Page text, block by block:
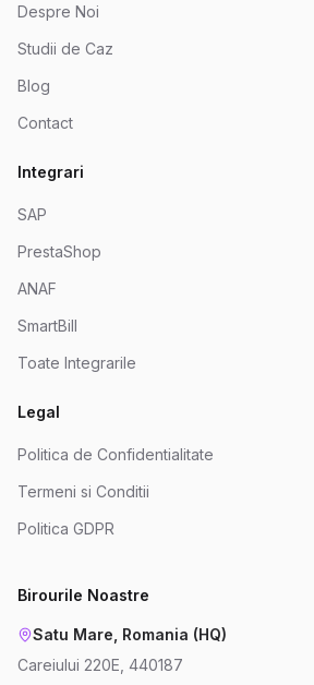
Despre Noi
Studii de Caz
Blog
Contact
Integrari
SAP
PrestaShop
ANAF
SmartBill
Toate Integrarile
Legal
Politica de Confidentialitate
Termeni si Conditii
Politica GDPR
Birourile Noastre
Satu Mare, Romania (HQ)
Careiului 220E, 440187